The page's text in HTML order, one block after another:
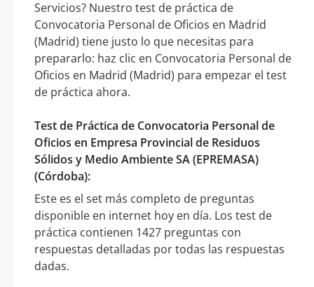
Servicios? Nuestro test de práctica de
Convocatoria Personal de Oficios en Madrid
(Madrid) tiene justo lo que necesitas para
prepararlo: haz clic en Convocatoria Personal de
Oficios en Madrid (Madrid) para empezar el test
de práctica ahora.
Test de Práctica de Convocatoria Personal de
Oficios en Empresa Provincial de Residuos
Sólidos y Medio Ambiente SA (EPREMASA)
(Córdoba):
Este es el set más completo de preguntas
disponible en internet hoy en día. Los test de
práctica contienen 1427 preguntas con
respuestas detalladas por todas las respuestas
dadas.